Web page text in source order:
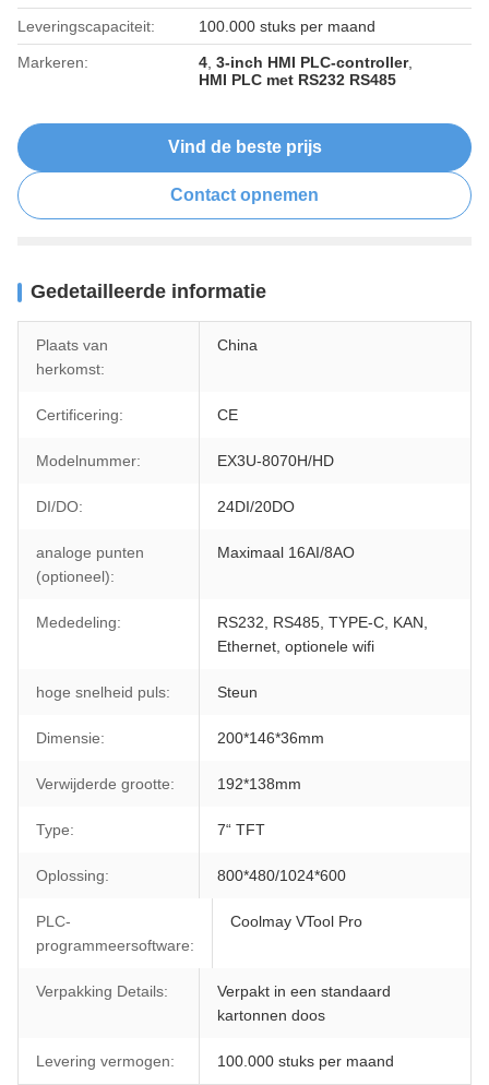
Leveringscapaciteit: 100.000 stuks per maand
Markeren: 4 ,3-inch HMI PLC-controller,
HMI PLC met RS232 RS485
Vind de beste prijs
Contact opnemen
Gedetailleerde informatie
Plaats van
herkomst:
China
Certificering: CE
Modelnummer: EX3U-8070H/HD
DI/DO: 24DI/20DO
analoge punten
(optioneel):
Maximaal 16AI/8AO
Mededeling:
RS232, RS485, TYPE-C, KAN,
Ethernet, optionele wifi
hoge snelheid puls: Steun
Dimensie: 200*146*36mm
Verwijderde grootte: 192*138mm
Type: 7“ TFT
Oplossing: 800*480/1024*600
PLC-
programmeersoftware:
Coolmay VTool Pro
Verpakking Details:
Verpakt in een standaard
kartonnen doos
Levering vermogen: 100.000 stuks per maand